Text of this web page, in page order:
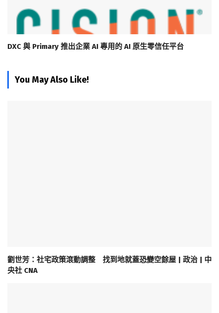
DXC 與 Primary 推出企業 AI 專用的 AI 原生零信任平台
You May Also Like!
劉世芳：社宅政策滾動調整 找到地就蓋恐變空餘屋 | 政治 | 中
央社 CNA